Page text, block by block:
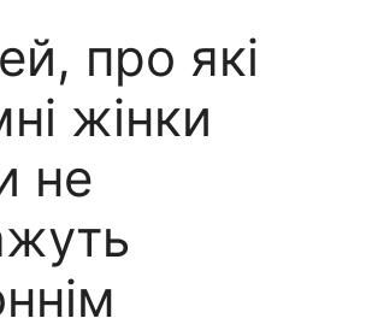
про які
жінки
не